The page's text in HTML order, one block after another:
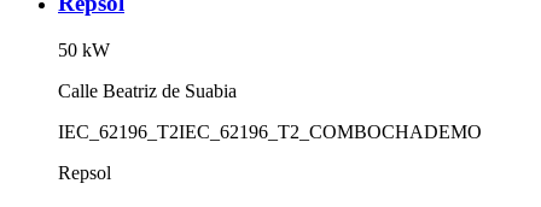
50 kW
Calle Beatriz de Suabia
IEC_62196_T2IEC_62196_T2_COMBOCHADEMO
Repsol